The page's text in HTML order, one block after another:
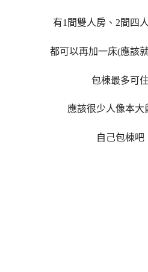
有1間雙人房、2間四
都可以再加一床(應該
包棟最多可
應該很少人像本大
自己包棟吧